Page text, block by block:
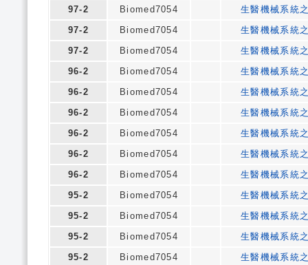
97-2
Biomed7054
生醫機械系統
97-2
Biomed7054
生醫機械系統
97-2
Biomed7054
生醫機械系統
96-2
Biomed7054
生醫機械系統
96-2
Biomed7054
生醫機械系統
96-2
Biomed7054
生醫機械系統
96-2
Biomed7054
生醫機械系統
96-2
Biomed7054
生醫機械系統
96-2
Biomed7054
生醫機械系統
95-2
Biomed7054
生醫機械系統
95-2
Biomed7054
生醫機械系統
95-2
Biomed7054
生醫機械系統
95-2
Biomed7054
生醫機械系統